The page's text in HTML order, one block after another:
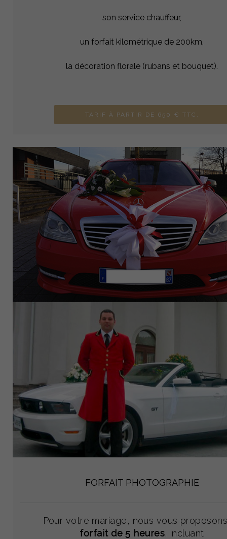
son service chauffeur,
un forfait kilométrique de 200km,
la décoration florale (rubans et bouquet).
TARIF À PARTIR DE 650 € TTC.
FORFAIT PHOTOGRAPHIE
Pour votre mariage, nous vous
forfait de 5 heures, incluant